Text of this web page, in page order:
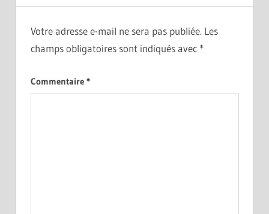
Votre adresse e-mail ne sera pas publiée. Les
champs obligatoires sont indiqués avec *
Commentaire *